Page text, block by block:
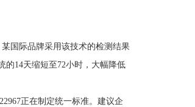
国际品牌采用该技术的检测结果
的14天缩短至72小时，大幅降低
正在制定统一标准。建议企